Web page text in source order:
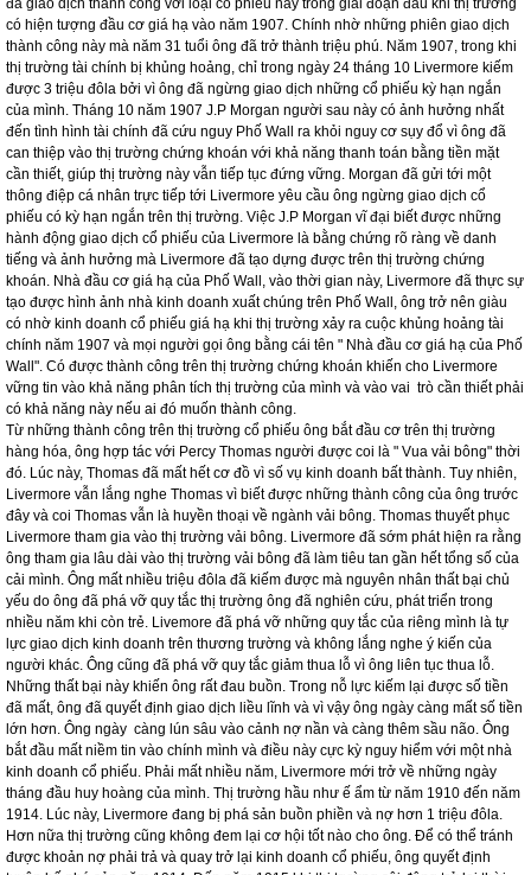
giao dịch hoàn toàn đúng này đã giúp ông vững tin vào chiến thuật mà mình đưa
ra, mua cổ phiếu với số lượng nhiều hơn khi giá cổ phiếu này tiếp tục tăng. Nhờ
đó mà lợi nhuận được gia tăng đáng kể khi ông mua một số loại cổ phiếu đặc
biệt. Livermore đã sử dụng hai chiến lược trên khi giao dịch những cổ phiếu có
kỳ hạn ngắn trên thị trường vào cuối năm 1906 do thị trường đã gặp khó khăn
trong việc duy trì sự sôi động trong xu thế giá tăng cao. Ông tiếp tục giao dịch
những cổ phiếu có kỳ hạn ngắn bởi vì giá những cổ phiếu yếu tiếp tục giảm. Ông
đã giao dịch thành công với loại cổ phiếu này trong giai đoạn đầu khi thị trường
có hiện tượng đầu cơ giá hạ vào năm 1907. Chính nhờ những phiên giao dịch
thành công này mà năm 31 tuổi ông đã trở thành triệu phú. Năm 1907, trong khi
thị trường tài chính bị khủng hoảng, chỉ trong ngày 24 tháng 10 Livermore kiếm
được 3 triệu đôla bởi vì ông đã ngừng giao dịch những cổ phiếu kỳ hạn ngắn
của mình. Tháng 10 năm 1907 J.P Morgan người sau này có ảnh hưởng nhất
đến tình hình tài chính đã cứu nguy Phố Wall ra khỏi nguy cơ sụy đổ vì ông đã
can thiệp vào thị trường chứng khoán với khả năng thanh toán bằng tiền mặt
cần thiết, giúp thị trường này vẫn tiếp tục đứng vững. Morgan đã gửi tới một
thông điệp cá nhân trực tiếp tới Livermore yêu cầu ông ngừng giao dịch cổ
phiếu có kỳ hạn ngắn trên thị trường. Việc J.P Morgan vĩ đại biết được những
hành động giao dịch cổ phiếu của Livermore là bằng chứng rõ ràng về danh
tiếng và ảnh hưởng mà Livermore đã tạo dựng được trên thị trường chứng
khoán. Nhà đầu cơ giá hạ của Phố Wall, vào thời gian này, Livermore đã thực sự
tạo được hình ảnh nhà kinh doanh xuất chúng trên Phố Wall, ông trở nên giàu
có nhờ kinh doanh cổ phiếu giá hạ khi thị trường xảy ra cuộc khủng hoảng tài
chính năm 1907 và mọi người gọi ông bằng cái tên " Nhà đầu cơ giá hạ của Phố
Wall". Có được thành công trên thị trường chứng khoán khiến cho Livermore
vững tin vào khả năng phân tích thị trường của mình và vào vai trò cần thiết phải
có khả năng này nếu ai đó muốn thành công.
Từ những thành công trên thị trường cổ phiếu ông bắt đầu cơ trên thị trường
hàng hóa, ông hợp tác với Percy Thomas người được coi là " Vua vải bông" thời
đó. Lúc này, Thomas đã mất hết cơ đồ vì số vụ kinh doanh bất thành. Tuy nhiên,
Livermore vẫn lắng nghe Thomas vì biết được những thành công của ông trước
đây và coi Thomas vẫn là huyền thoại về ngành vải bông. Thomas thuyết phục
Livermore tham gia vào thị trường vải bông. Livermore đã sớm phát hiện ra rằng
ông tham gia lâu dài vào thị trường vải bông đã làm tiêu tan gần hết tổng số của
cải mình. Ông mất nhiều triệu đôla đã kiếm được mà nguyên nhân thất bại chủ
yếu do ông đã phá vỡ quy tắc thị trường ông đã nghiên cứu, phát triển trong
nhiều năm khi còn trẻ. Livemore đã phá vỡ những quy tắc của riêng mình là tự
lực giao dịch kinh doanh trên thương trường và không lắng nghe ý kiến của
người khác. Ông cũng đã phá vỡ quy tắc giảm thua lỗ vì ông liên tục thua lỗ.
Những thất bại này khiến ông rất đau buồn. Trong nỗ lực kiếm lại được số tiền
đã mất, ông đã quyết định giao dịch liều lĩnh và vì vậy ông ngày càng mất số tiền